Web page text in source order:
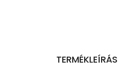
TERMÉKLEÍRÁS